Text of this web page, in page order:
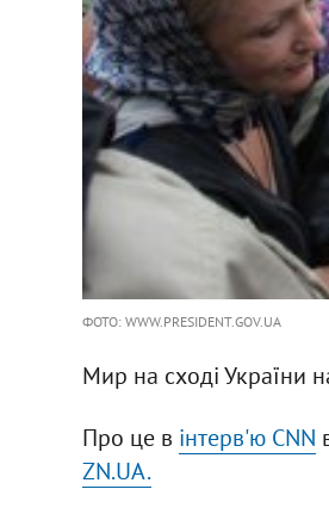
ФОТО: WWW.PRESIDENT.GOV.UA
Мир на сході України
Про це в інтерв'ю CNN
ZN.UA.